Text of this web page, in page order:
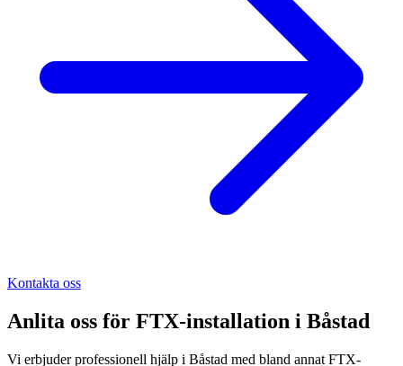
Kontakta oss
Anlita oss för FTX-installation i Båstad
Vi erbjuder professionell hjälp i Båstad med bland annat FTX-